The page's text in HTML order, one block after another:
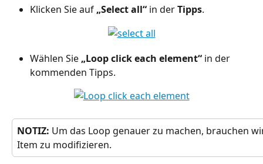
Klicken Sie auf „Select all“ in der Tipps.
Wählen Sie „Loop click each element“ in der
kommenden Tipps.
NOTIZ: Um das Loop genauer zu machen, brauchen
Item zu modifizieren.